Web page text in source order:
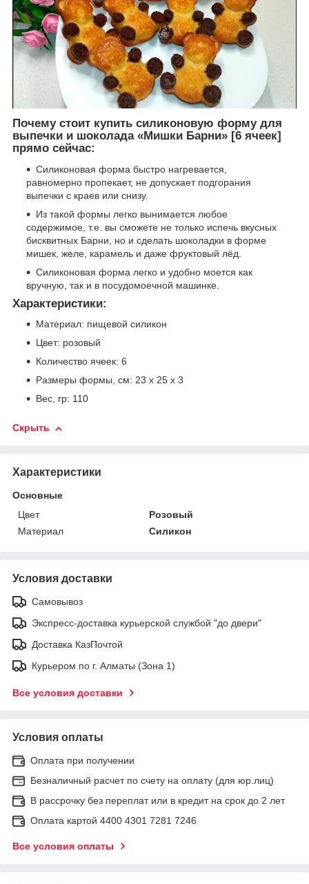
Почему стоит купить силиконовую форму для
выпечки и шоколада «Мишки Барни» [6 ячеек]
прямо сейчас:
Силиконовая форма быстро нагревается,
равномерно пропекает, не допускает подгорания
выпечки с краев или снизу.
Из такой формы легко вынимается любое
содержимое, т.е. вы сможете не только испечь вкусных
бисквитных Барни, но и сделать шоколадки в форме
мишек, желе, карамель и даже фруктовый лёд.
Силиконовая форма легко и удобно моется как
вручную, так и в посудомоечной машинке.
Характеристики:
Материал: пищевой силикон
Цвет: розовый
Количество ячеек: 6
Размеры формы, см: 23 х 25 х 3
Вес, гр: 110
Скрыть
Характеристики
Основные
Цвет
Розовый
Материал
Силикон
Условия доставки
Самовывоз
Экспресс-доставка курьерской службой "до двери"
Доставка КазПочтой
Курьером по г. Алматы (Зона 1)
Все условия доставки
Условия оплаты
Оплата при получении
Безналичный расчет по счету на оплату (для юр.лиц)
В рассрочку без переплат или в кредит на срок до 2 лет
Оплата картой 4400 4301 7281 7246
Все условия оплаты